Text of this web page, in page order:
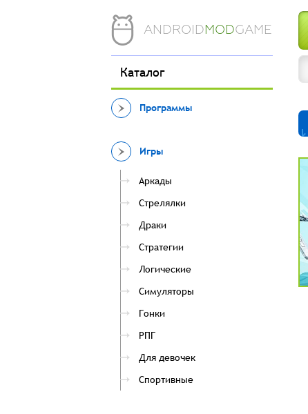
ANDROIDMODGAME
Каталог
Программы
Игры
Аркады
Стрелялки
Драки
Стратегии
Логические
Симуляторы
Гонки
РПГ
Для девочек
Спортивные